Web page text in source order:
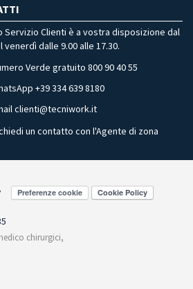
Servizio Clienti è a vostra disposizione dal
venerdì dalle 9.00 alle 17.30.
Verde gratuito 800 90 40 55
+39 334 639 8180
clienti@tecniwork.it
un contatto con l'Agente di zona
Preferenze cookie
chirurgici,